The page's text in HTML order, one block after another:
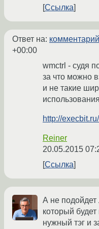
Ссылка
Ответ на: комментарий
+00:00
wmctrl - судя
за что можно
и не такие
http://
Reiner
20.05.2015
Ссылка
А не
который
нужный тэг и